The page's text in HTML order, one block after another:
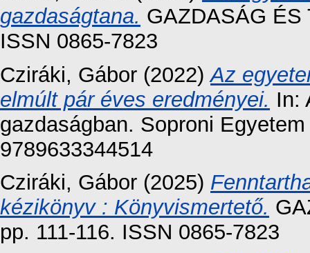
gazdaságtana. GAZDASÁG ÉS
ISSN 0865-7823
Cziráki, Gábor (2022)Az
elmúlt pár éves eredményei. In:
gazdaságban. Soproni
9789633344514
Cziráki, Gábor (2025)
kézikönyv : Könyvismertető.
pp. 111-116. ISSN 0865-7823